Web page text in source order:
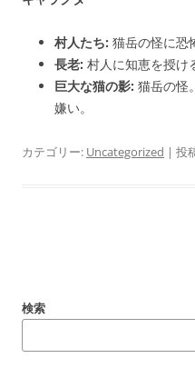
村人たち: 猫岳の怪に恐
長老: 村人に知恵を授け
巨大な猫の影: 猫岳の怪
嫌い。
カテゴリー: Uncategorized | 投
ナ
検索